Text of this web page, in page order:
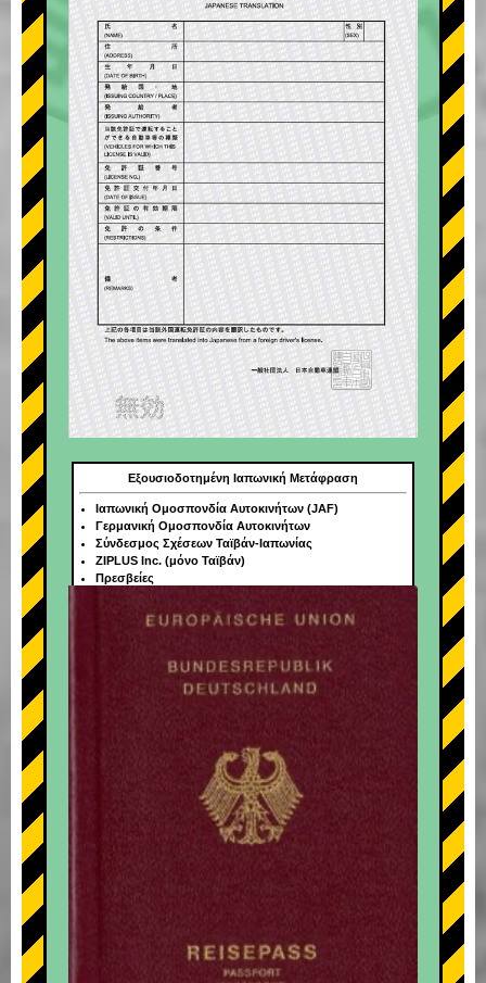
+
Εξουσιοδοτημένη Ιαπωνική Μετάφραση
Ιαπωνική Ομοσπονδία Αυτοκινήτων (JAF)
Γερμανική Ομοσπονδία Αυτοκινήτων
Σύνδεσμος Σχέσεων Ταϊβάν-Ιαπωνίας
ZIPLUS Inc. (μόνο Ταϊβάν)
Πρεσβείες